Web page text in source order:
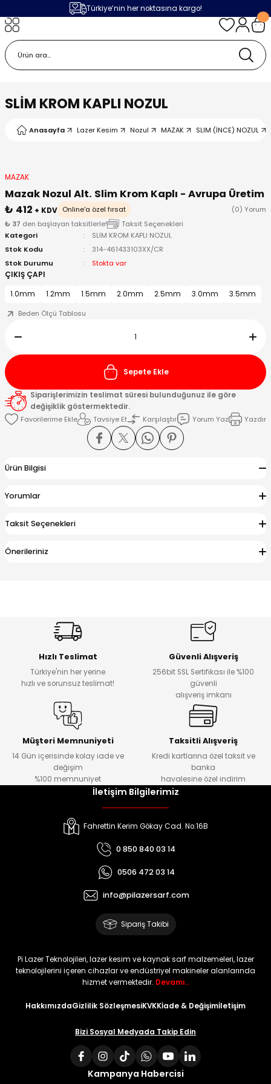
Türkiye’nin her noktasına kargo!
SLİM KROM KAPLI NOZUL
Anasayfa Lazer Kesim Nozul MAZAK SLIM (İNCE) NOZUL
MAZAK
Mazak Nozul Alt. Slim Krom Kaplı - Avrupa Üretim
₺ 412 + KDV Online'a özel fırsat
(0) Yorum
₺ 37 den başlayan taksitlerle!
Taksit Seçenekleri
Kategori
SLİM KROM KAPLI NOZUL
Stok Kodu
314-461433103XX/CR
Stok Durumu
Stokta var
ÇIKIŞ ÇAPI
1.0mm
1.2mm 1.5mm 2.0mm 2.5mm 3.0mm
3.5mm
Beden Ölçü Tablosu
Sepete Ekle
Siparişlerimizin teslimat süresi bulunduğunuz ile göre
değişiklik göstermektedir.
Tavsiye Et
Karşılaştır Yorum Yaz Yazdır
Ürün Bilgisi
Yorumlar
Taksit Seçenekleri
Önerileriniz
Hızlı Teslimat
Türkiye'nin her yerine
hızlı ve sorunsuz teslimat!
Güvenli Alışveriş
256bit SSL Sertifikası ile %100
güvenli
alışveriş imkanı
Müşteri Memnuniyeti
14 Gün içerisinde kolay iade ve
değişim
%100 memnuniyet
Taksitli Alışveriş
Kredi kartlarına özel taksit ve
banka
havalesine özel indirim
İletişim Bilgilerimiz
Fahrettin Kerim Gökay Cad. No:16B
0 850 840 03 14
0506 472 03 14
info@pilazersarf.com
Sipariş Takibi
Pi Lazer Teknolojileri, lazer kesim ve kaynak sarf malzemeleri, lazer
teknolojilerini içeren cihazlar ve endüstriyel makineler alanlarında
hizmet vermektedir. Devamı..
HakkımızdaGizlilik SözleşmesiKVKKİade & Değişimİletişim
Bizi Sosyal Medyada Takip Edin
Kampanya Habercisi
Geri Dön
Parçaları
Ürünleri
Geri Dön
Geri Dön
Geri Dön